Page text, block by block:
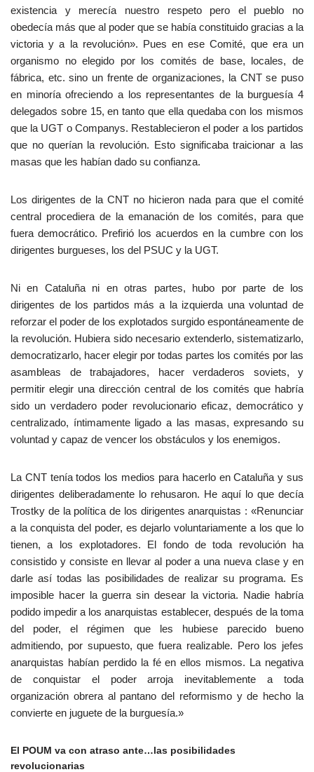
existencia y merecía nuestro respeto pero el pueblo no
obedecía más que al poder que se había constituido gracias a la
victoria y a la revolución». Pues en ese Comité, que era un
organismo no elegido por los comités de base, locales, de
fábrica, etc. sino un frente de organizaciones, la CNT se puso
en minoría ofreciendo a los representantes de la burguesía 4
delegados sobre 15, en tanto que ella quedaba con los mismos
que la UGT o Companys. Restablecieron el poder a los partidos
que no querían la revolución. Esto significaba traicionar a las
masas que les habían dado su confianza.
Los dirigentes de la CNT no hicieron nada para que el comité
central procediera de la emanación de los comités, para que
fuera democrático. Prefirió los acuerdos en la cumbre con los
dirigentes burgueses, los del PSUC y la UGT.
Ni en Cataluña ni en otras partes, hubo por parte de los
dirigentes de los partidos más a la izquierda una voluntad de
reforzar el poder de los explotados surgido espontáneamente de
la revolución. Hubiera sido necesario extenderlo, sistematizarlo,
democratizarlo, hacer elegir por todas partes los comités por las
asambleas de trabajadores, hacer verdaderos soviets, y
permitir elegir una dirección central de los comités que habría
sido un verdadero poder revolucionario eficaz, democrático y
centralizado, íntimamente ligado a las masas, expresando su
voluntad y capaz de vencer los obstáculos y los enemigos.
La CNT tenía todos los medios para hacerlo en Cataluña y sus
dirigentes deliberadamente lo rehusaron. He aquí lo que decía
Trostky de la política de los dirigentes anarquistas : «Renunciar
a la conquista del poder, es dejarlo voluntariamente a los que lo
tienen, a los explotadores. El fondo de toda revolución ha
consistido y consiste en llevar al poder a una nueva clase y en
darle así todas las posibilidades de realizar su programa. Es
imposible hacer la guerra sin desear la victoria. Nadie habría
podido impedir a los anarquistas establecer, después de la toma
del poder, el régimen que les hubiese parecido bueno
admitiendo, por supuesto, que fuera realizable. Pero los jefes
anarquistas habían perdido la fé en ellos mismos. La negativa
de conquistar el poder arroja inevitablemente a toda
organización obrera al pantano del reformismo y de hecho la
convierte en juguete de la burguesía.»
El POUM va con atraso ante…las posibilidades
revolucionarias